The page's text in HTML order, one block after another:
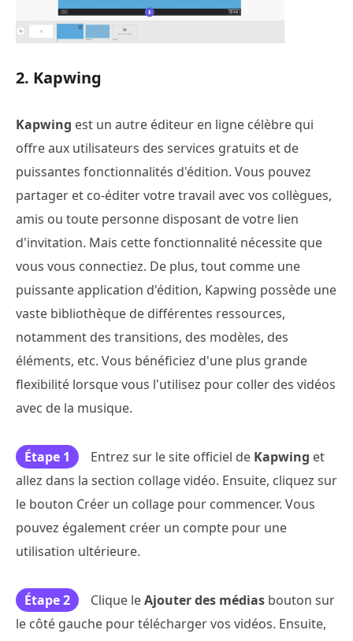
2. Kapwing
Kapwing est un autre éditeur en ligne célèbre qui
offre aux utilisateurs des services gratuits et de
puissantes fonctionnalités d'édition. Vous pouvez
partager et co-éditer votre travail avec vos collègues,
amis ou toute personne disposant de votre lien
d'invitation. Mais cette fonctionnalité nécessite que
vous vous connectiez. De plus, tout comme une
puissante application d'édition, Kapwing possède une
vaste bibliothèque de différentes ressources,
notamment des transitions, des modèles, des
éléments, etc. Vous bénéficiez d'une plus grande
flexibilité lorsque vous l'utilisez pour coller des vidéos
avec de la musique.
Étape 1 Entrez sur le site officiel de Kapwing et
allez dans la section collage vidéo. Ensuite, cliquez sur
le bouton Créer un collage pour commencer. Vous
pouvez également créer un compte pour une
utilisation ultérieure.
Étape 2 Clique leAjouter des médias bouton sur
le côté gauche pour télécharger vos vidéos. Ensuite,